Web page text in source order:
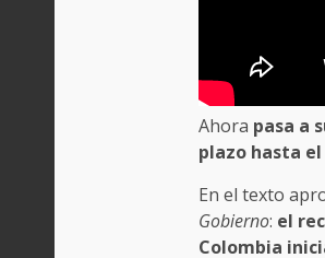
Ahora pasa a
plazo hasta
En el texto
Gobierno: el
Colombia